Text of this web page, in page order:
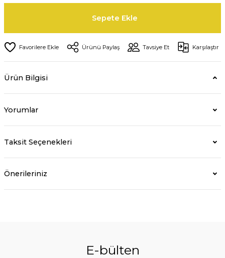
Sepete Ekle
Ürünü Paylaş Tavsiye Et Karşılaştır
Ürün Bilgisi
Yorumlar
Taksit Seçenekleri
Önerileriniz
E-bülten